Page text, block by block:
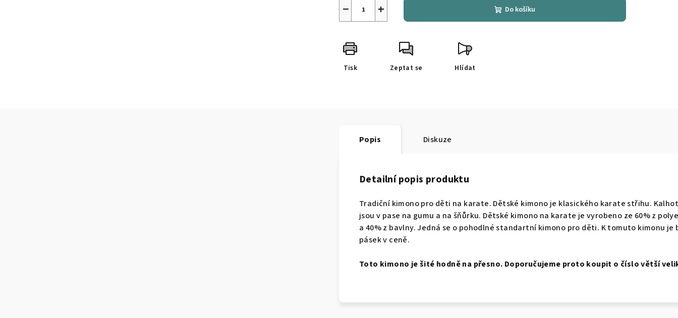
+
− Do košíku
Tisk Zeptat se Hlídat
Popis Diskuze
Detailní popis produktu
Tradiční kimono pro děti na karate. Dětské kimono je klasického karate střihu.
jsou v pase na gumu a na šňůrku. Dětské kimono na karate je vyrobeno ze 60% z
a 40% z bavlny. Jedná se o pohodlné standartní kimono pro děti. K tomuto kimonu je
pásek v ceně.
Toto kimono je šité hodně na přesno. Doporučujeme proto koupit o číslo větší